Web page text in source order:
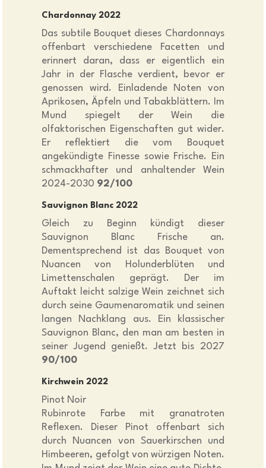
Chardonnay 2022
Das subtile Bouquet dieses Chardonnays
offenbart verschiedene Facetten und
erinnert daran, dass er eigentlich ein
Jahr in der Flasche verdient, bevor er
genossen wird. Einladende Noten von
Aprikosen, Äpfeln und Tabakblättern. Im
Mund spiegelt der Wein die
olfaktorischen Eigenschaften gut wider.
Er reflektiert die vom Bouquet
angekündigte Finesse sowie Frische. Ein
schmackhafter und anhaltender Wein
2024-2030 92/100
Sauvignon Blanc 2022
Gleich zu Beginn kündigt dieser
Sauvignon Blanc Frische an.
Dementsprechend ist das Bouquet von
Nuancen von Holunderblüten und
Limettenschalen geprägt. Der im
Auftakt leicht salzige Wein zeichnet sich
durch seine Gaumenaromatik und seinen
langen Nachklang aus. Ein klassischer
Sauvignon Blanc, den man am besten in
seiner Jugend genießt. Jetzt bis 2027
90/100
Kirchwein 2022
Pinot Noir
Rubinrote Farbe mit granatroten
Reflexen. Dieser Pinot offenbart sich
durch Nuancen von Sauerkirschen und
Himbeeren, gefolgt von würzigen Noten.